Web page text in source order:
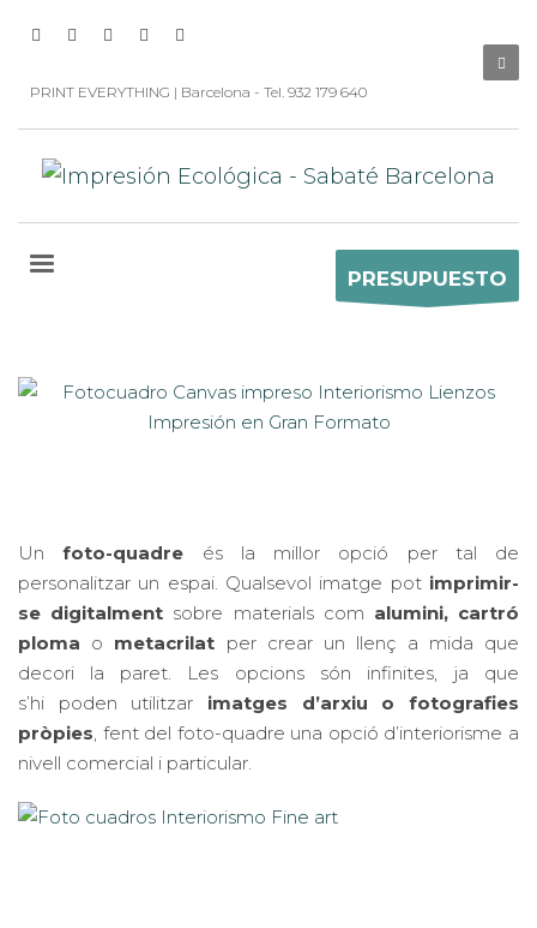
PRINT EVERYTHING | Barcelona - Tel. 932 179 640
PRESUPUESTO
Unfoto-quadre és la millor opció per tal de
personalitzar un espai. Qualsevol imatge potimprimir-
se digitalment sobre materials com alumini, cartró
ploma o metacrilat per crear un llenç a mida que
decori la paret. Les opcions són infinites, ja que
s’hi poden utilitzar imatges d’arxiu o fotografies
pròpies, fent del foto-quadre una opció d’interiorisme a
nivell comercial i particular.